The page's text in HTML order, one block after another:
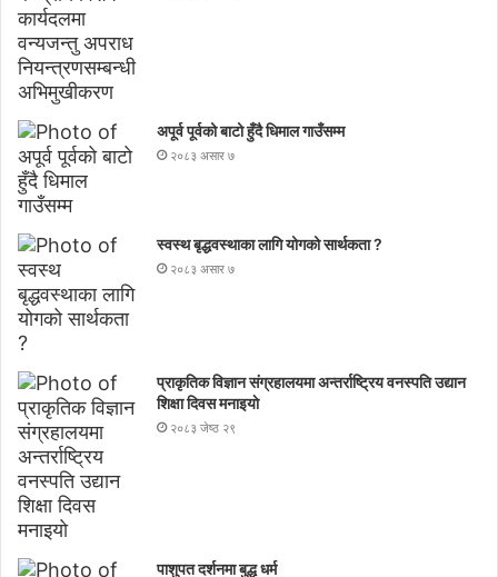
अपूर्व पूर्वको बाटो हुँदै धिमाल गाउँसम्म
२०८३ असार ७
स्वस्थ बृद्धवस्थाका लागि योगको सार्थकता ?
२०८३ असार ७
प्राकृतिक विज्ञान संग्रहालयमा अन्तर्राष्ट्रिय वनस्पति उद्यान
शिक्षा दिवस मनाइयाे
२०८३ जेष्ठ २९
पाशुपत दर्शनमा बुद्ध धर्म​